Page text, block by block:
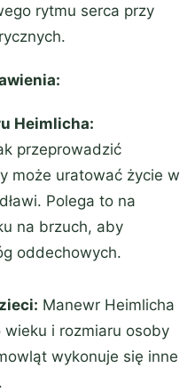
rytmu serca przy
Heimlicha:
przeprowadzić
może uratować życie w
Polega to na
na brzuch, aby
oddechowych.
Manewr Heimlicha
i rozmiaru osoby
wykonuje się inne